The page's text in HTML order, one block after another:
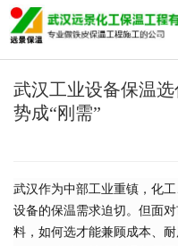
武汉工业设备保温
势成“刚需”
武汉作为中部工业重镇，化
设备的保温需求迫切。但面对
料，如何选才能兼顾成本、